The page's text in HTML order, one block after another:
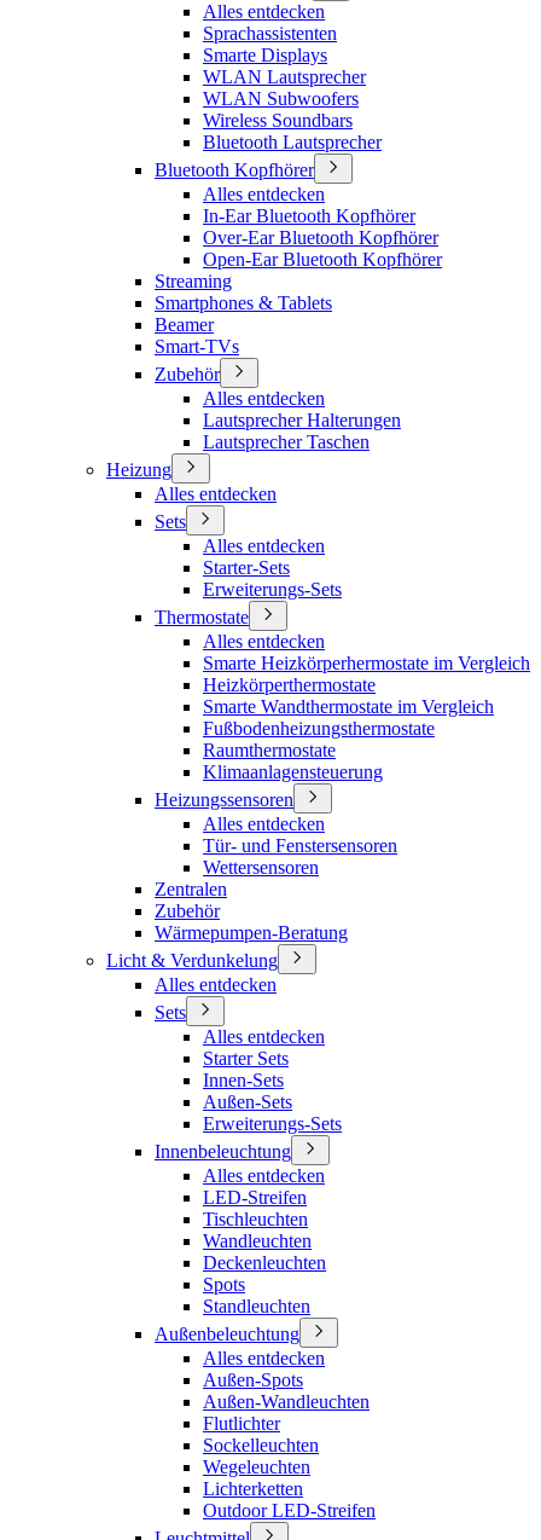
Alles entdecken
Sprachassistenten
Smarte Displays
WLAN Lautsprecher
WLAN Subwoofers
Wireless Soundbars
Bluetooth Lautsprecher
Bluetooth Kopfhörer
Alles entdecken
In-Ear Bluetooth Kopfhörer
Over-Ear Bluetooth Kopfhörer
Open-Ear Bluetooth Kopfhörer
Streaming
Smartphones & Tablets
Beamer
Smart-TVs
Zubehör
Alles entdecken
Lautsprecher Halterungen
Lautsprecher Taschen
Heizung
Alles entdecken
Sets
Alles entdecken
Starter-Sets
Erweiterungs-Sets
Thermostate
Alles entdecken
Smarte Heizkörperhermostate im Vergleich
Heizkörperthermostate
Smarte Wandthermostate im Vergleich
Fußbodenheizungsthermostate
Raumthermostate
Klimaanlagensteuerung
Heizungssensoren
Alles entdecken
Tür- und Fenstersensoren
Wettersensoren
Zentralen
Zubehör
Wärmepumpen-Beratung
Licht & Verdunkelung
Alles entdecken
Sets
Alles entdecken
Starter Sets
Innen-Sets
Außen-Sets
Erweiterungs-Sets
Innenbeleuchtung
Alles entdecken
LED-Streifen
Tischleuchten
Wandleuchten
Deckenleuchten
Spots
Standleuchten
Außenbeleuchtung
Alles entdecken
Außen-Spots
Außen-Wandleuchten
Flutlichter
Sockelleuchten
Wegeleuchten
Lichterketten
Outdoor LED-Streifen